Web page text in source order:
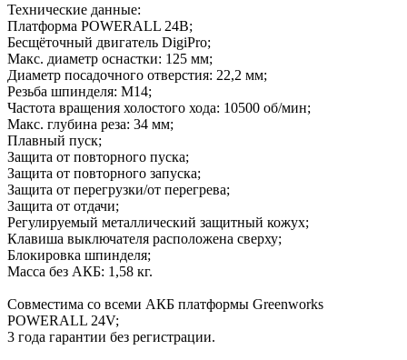
Технические данные:
Платформа POWERALL 24В;
Бесщёточный двигатель DigiPro;
Макс. диаметр оснастки: 125 мм;
Диаметр посадочного отверстия: 22,2 мм;
Резьба шпинделя: М14;
Частота вращения холостого хода: 10500 об/мин;
Макс. глубина реза: 34 мм;
Плавный пуск;
Защита от повторного пуска;
Защита от повторного запуска;
Защита от перегрузки/от перегрева;
Защита от отдачи;
Регулируемый металлический защитный кожух;
Клавиша выключателя расположена сверху;
Блокировка шпинделя;
Масса без АКБ: 1,58 кг.
Совместима со всеми АКБ платформы Greenworks
POWERALL 24V;
3 года гарантии без регистрации.